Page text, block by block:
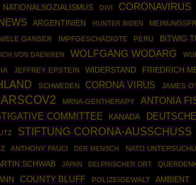
NATIONALSOZIALISMUS DIVI CORONAVIRUS
ARGENTINIEN HUNTER BIDEN
GANSER IMPFGESCHÄDIGTE PERU BITWIG
VON DAENIKEN WOLFGANG WODARG
JEFFREY EPSTEIN WIDERSTAND FRIEDRICH
SCHWEDEN CORONA VIRUS JAMES
MRNA-GENTHERAPY ANTONIA
COMMITTEE KANADA
STIFTUNG CORONA-AUSSCHUSS
ANTHONY FAUCI DER MENSCH NATO
SCHWAB JAPAN DELPHISCHER ORT
COUNTY BLUFF POLIZEIGEWALT AMBIENT